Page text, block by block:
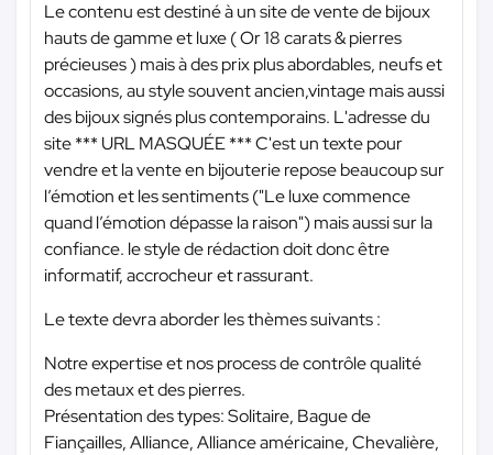
Le contenu est destiné à un site de vente de bijoux
hauts de gamme et luxe ( Or 18 carats & pierres
précieuses ) mais à des prix plus abordables, neufs et
occasions, au style souvent ancien,vintage mais aussi
des bijoux signés plus contemporains. L'adresse du
site*** URL MASQUÉE ***C'est un texte pour
vendre et la vente en bijouterie repose beaucoup sur
l’émotion et les sentiments ("Le luxe commence
quand l’émotion dépasse la raison") mais aussi sur la
confiance. le style de rédaction doit donc être
informatif, accrocheur et rassurant.
Le texte devra aborder les thèmes suivants :
Notre expertise et nos process de contrôle qualité
des metaux et des pierres.
Présentation des types: Solitaire, Bague de
Fiançailles, Alliance, Alliance américaine, Chevalière,